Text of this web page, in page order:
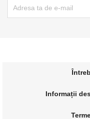
Informații